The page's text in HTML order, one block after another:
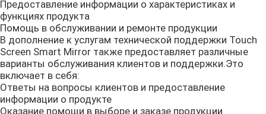
Врезанный промышленный монитор
киоск обслуживания собственной личности
Зеркало экрана касания умное
Предоставление информации о характеристиках и
функциях продукта
Помощь в обслуживании и ремонте продукции
В дополнение к услугам технической поддержки Touch
Screen Smart Mirror также предоставляет различные
варианты обслуживания клиентов и поддержки.Это
включает в себя:
Ответы на вопросы клиентов и предоставление
информации о продукте
Оказание помощи в выборе и заказе продукции